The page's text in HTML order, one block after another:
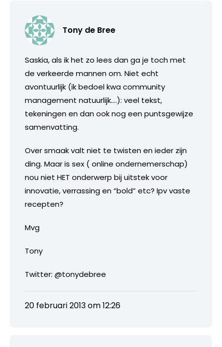
Tony de Bree
Saskia, als ik het zo lees dan ga je toch met
de verkeerde mannen om. Niet echt
avontuurlijk (ik bedoel kwa community
management natuurlijk….): veel tekst,
tekeningen en dan ook nog een puntsgewijze
samenvatting.
Over smaak valt niet te twisten en ieder zijn
ding. Maar is sex ( online ondernemerschap)
nou niet HET onderwerp bij uitstek voor
innovatie, verrassing en “bold” etc? Ipv vaste
recepten?
Mvg
Tony
Twitter: @tonydebree
20 februari 2013 om 12:26